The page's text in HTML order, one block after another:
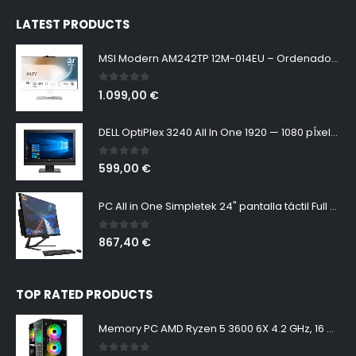
LATEST PRODUCTS
MSI Modern AM242TP 12M-014EU – Ordenador de sobremesa All In One 24”, CPU i5-1240P, DDR4 16GB, 512GB, Windows 11 Home, color blanco
0 out of 5
1.099,00 €
DELL OptiPlex 3240 All In One 1920 — 1080 pÍxeles | Intel Core i7-6700 2,70 GHz | RAM 8 Gb | SSD 256 Gb | Windows 10 Pro (Reacondicionado)
0out of 5
599,00 €
PC All in One Simpletek 24" pantalla táctil Full HD Core i5 hasta 3.20GHz | Windows 10 Pro 16GB RAM SSD 960GB | Webcam integrada WiFi5 Bluetooth 4.2 Desktop Computer Fijo Aio
0out of 5
867,40 €
TOP RATED PRODUCTS
Memory PC AMD Ryzen 5 3600 6X 4.2 GHz, 16 GB DDR4 RAM 3000 MHz, 240 GB SSD+2000 GB HDD, NVIDIA GeForce GTX 1650 4GB